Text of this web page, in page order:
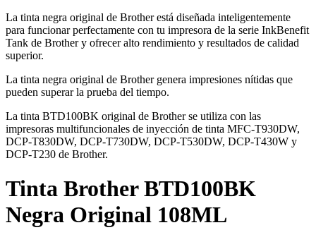
La tinta negra original de Brother está diseñada inteligentemente
para funcionar perfectamente con tu impresora de la serie InkBenefit
Tank de Brother y ofrecer alto rendimiento y resultados de calidad
superior.
La tinta negra original de Brother genera impresiones nítidas que
pueden superar la prueba del tiempo.
La tinta BTD100BK original de Brother se utiliza con las
impresoras multifuncionales de inyección de tinta MFC-T930DW,
DCP-T830DW, DCP-T730DW, DCP-T530DW, DCP-T430W y
DCP-T230 de Brother.
Tinta Brother BTD100BK
Negra Original 108ML